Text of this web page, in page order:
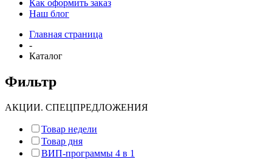
Как оформить заказ
Наш блог
Главная страница
-
Каталог
Фильтр
АКЦИИ. СПЕЦПРЕДЛОЖЕНИЯ
Товар недели
Товар дня
ВИП-программы 4 в 1